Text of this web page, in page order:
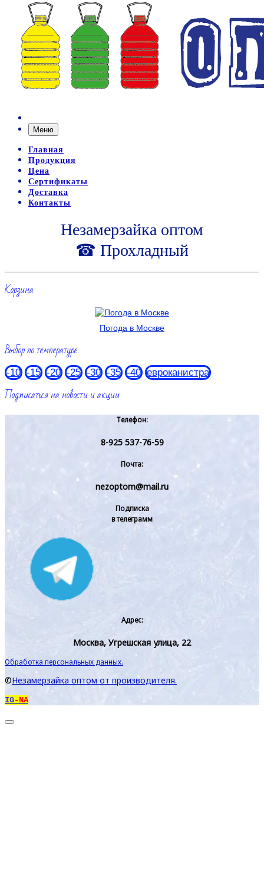
Меню
Главная
Продукция
Цена
Сертификаты
Доставка
Контакты
Незамерзайка оптом
☎ Прохладный
Корзина
Погода в Москве
Выбор по температуре
-10 -15 -20 -25 -30 -35 -40 евроканистра
Подписаться на новости и акции
Телефон:
8-925 537-76-59
Почта:
nezoptom@mail.ru
Подписка
в телеграмм
Адрес:
Москва, Угрешская улица, 22
Обработка персональных данных.
©Незамерзайка оптом от производителя.
IG-NA